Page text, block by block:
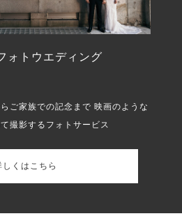
ォトウエディング
ご家族での記念まで 映画のような
撮影するフォトサービス
しくはこちら